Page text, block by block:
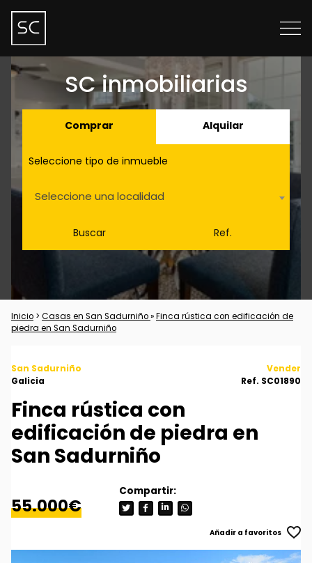
SC inmobiliarias
Comprar Alquilar
Seleccione tipo de inmueble
Seleccione una localidad
Buscar Ref.
Inicio > Casas en San Sadurniño»Finca rústica con edificación de
piedra en San Sadurniño
San Sadurniño
Galicia
Vender
Ref. SC01890
Finca rústica con
edificación de piedra en
San Sadurniño
55.000€
Añadir a favoritos